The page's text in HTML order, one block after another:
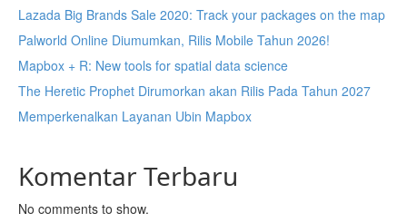
Lazada Big Brands Sale 2020: Track your packages on the map
Palworld Online Diumumkan, Rilis Mobile Tahun 2026!
Mapbox + R: New tools for spatial data science
The Heretic Prophet Dirumorkan akan Rilis Pada Tahun 2027
Memperkenalkan Layanan Ubin Mapbox
Komentar Terbaru
No comments to show.